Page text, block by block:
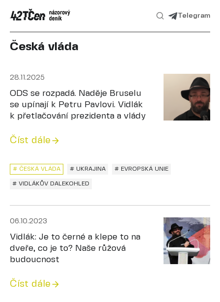
Telegram
Česká vláda
28.11.2025
ODS se rozpadá. Naděje Bruselu
se upínají k Petru Pavlovi. Vidlák
k přetlačování prezidenta a vlády
Číst dále
# ČESKÁ VLÁDA # UKRAJINA # EVROPSKÁ UNIE
# VIDLÁKŮV DALEKOHLED
06.10.2023
Vidlák: Je to černé a klepe to na
dveře, co je to? Naše růžová
budoucnost
Číst dále